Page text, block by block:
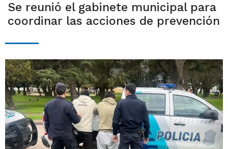
Se reunió el gabinete municipal para
coordinar las acciones de prevención